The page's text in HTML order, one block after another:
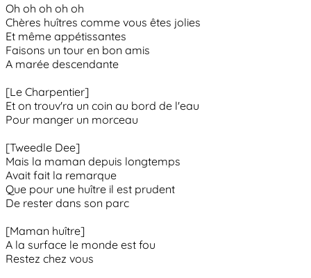
Oh oh oh oh oh
Chères huîtres comme vous êtes jolies
Et même appétissantes
Faisons un tour en bon amis
A marée descendante
[Le Charpentier]
Et on trouv'ra un coin au bord de l'eau
Pour manger un morceau
[Tweedle Dee]
Mais la maman depuis longtemps
Avait fait la remarque
Que pour une huître il est prudent
De rester dans son parc
[Maman huître]
A la surface le monde est fou
Restez chez vous